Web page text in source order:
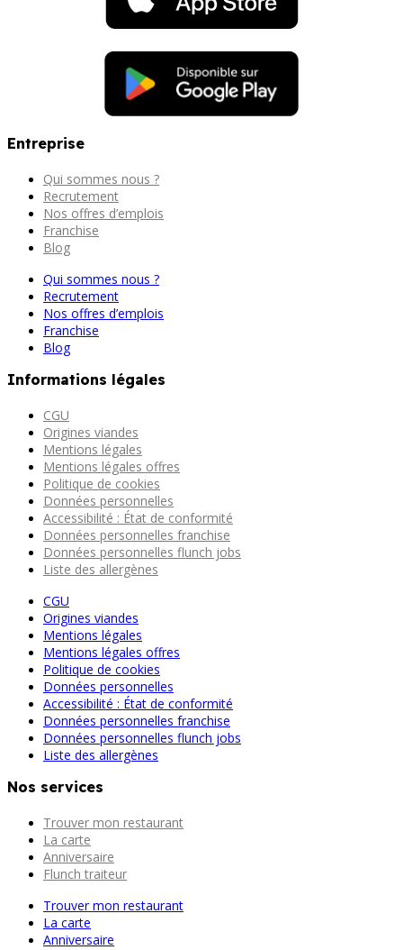
Entreprise
Qui sommes nous ?
Recrutement
Nos offres d’emplois
Franchise
Blog
Qui sommes nous ?
Recrutement
Nos offres d’emplois
Franchise
Blog
Informations légales
CGU
Origines viandes
Mentions légales
Mentions légales offres
Politique de cookies
Données personnelles
Accessibilité : État de conformité
Données personnelles franchise
Données personnelles flunch jobs
Liste des allergènes
CGU
Origines viandes
Mentions légales
Mentions légales offres
Politique de cookies
Données personnelles
Accessibilité : État de conformité
Données personnelles franchise
Données personnelles flunch jobs
Liste des allergènes
Nos services
Trouver mon restaurant
La carte
Anniversaire
Flunch traiteur
Trouver mon restaurant
La carte
Anniversaire